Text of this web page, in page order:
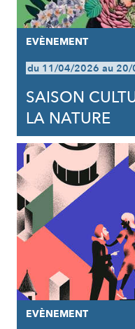
EVÈNEMENT
du 11/04/2026 au
SAISON
LA NATURE
EVÈNEMENT